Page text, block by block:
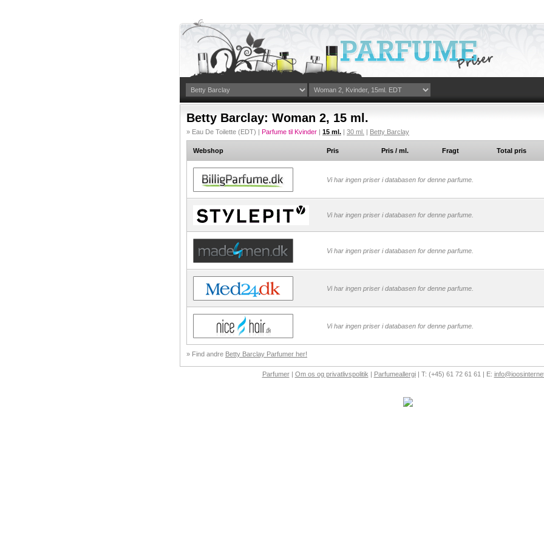
Betty Barclay: Woman 2, 15 ml.
» Eau De Toilette (EDT) | Parfume til Kvinder | 15 ml. | 30 ml. | Betty Barclay
Webshop Pris Pris / ml. Fragt Total pris
Vi har ingen priser i databasen for denne parfume.
Vi har ingen priser i databasen for denne parfume.
Vi har ingen priser i databasen for denne parfume.
Vi har ingen priser i databasen for denne parfume.
Vi har ingen priser i databasen for denne parfume.
» Find andre Betty Barclay Parfumer her!
Parfumer| Om os og privatlivspolitik | Parfumeallergi| T: (+45) 61 72 61 61 | E: